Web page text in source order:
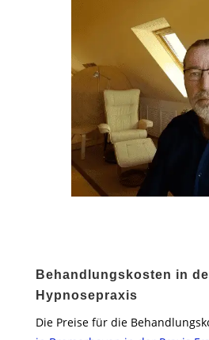
Behandlungskosten in
Hypnosepraxis
Die Preise für die